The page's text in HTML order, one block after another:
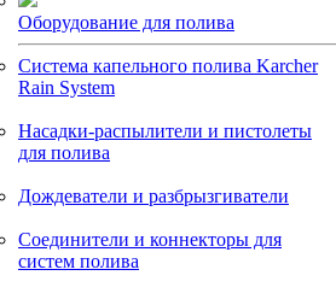
Оборудование для полива
Система капельного полива Karcher
Rain System
Насадки-распылители и пистолеты
для полива
Дождеватели и разбрызгиватели
Соединители и коннекторы для
систем полива